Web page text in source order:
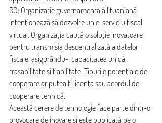
RO: Organizație guvernamentală lituaniană
intenționează să dezvolte un e-serviciu fiscal
virtual. Organizația caută o soluție inovatoare
pentru transmisia descentralizată a datelor
fiscale, asigurându-i capacitatea unică,
trasabilitate și fiabilitate. Tipurile potențiale de
cooperare ar putea fi licența sau acordul de
cooperare tehnică.
Această cerere de tehnologie face parte dintr-o
provocare de inovare și este publicată pe o